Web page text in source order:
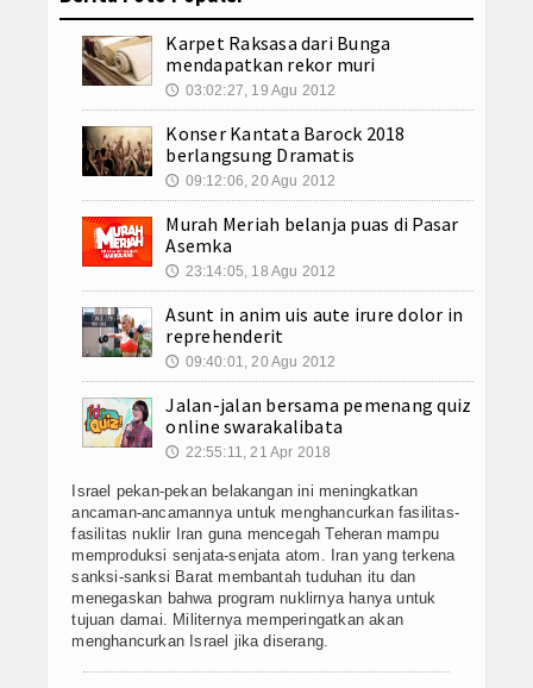
Download
Agenda
Konsultasi
Kontributor
Kuliner
Dalam Negeri
Luar Negeri
sungguh Keterlaluan
7 Efek Buruk dari Konsumsi Obat Tidur
ROBOT Kecil Cikal Bakal Transformer segera relase untuk
Pentax Q-S1 Kamera Mirorless Style Retro
Jadi Menteri apapun yang terjadi
Crutchlow Finis di Posisi 19
Bagi Karier Jessica Mila
3 Cewek K-Pop Paling Hot Jalan Bersama
sungguh Keterlaluan
7 Efek Buruk dari Konsumsi Obat Tidur
ROBOT Kecil Cikal Bakal Transformer segera relase untuk
Pentax Q-S1 Kamera Mirorless Style Retro
Jadi Menteri apapun yang terjadi
Crutchlow Finis di Posisi 19
Karpet Raksasa dari Bunga
mendapatkan rekor muri
🕔 03:02:27, 19 Agu 2012
Konser Kantata Barock 2018
berlangsung Dramatis
🕔 09:12:06, 20 Agu 2012
Murah Meriah belanja puas di Pasar
Asemka
🕔 23:14:05, 18 Agu 2012
Asunt in anim uis aute irure dolor in
reprehenderit
🕔 09:40:01, 20 Agu 2012
Jalan-jalan bersama pemenang quiz
online swarakalibata
🕔 22:55:11, 21 Apr 2018
Israel pekan-pekan belakangan ini meningkatkan
ancaman-ancamannya untuk menghancurkan fasilitas-
fasilitas nuklir Iran guna mencegah Teheran mampu
memproduksi senjata-senjata atom. Iran yang terkena
sanksi-sanksi Barat membantah tuduhan itu dan
menegaskan bahwa program nuklirnya hanya untuk
tujuan damai. Militernya memperingatkan akan
menghancurkan Israel jika diserang.